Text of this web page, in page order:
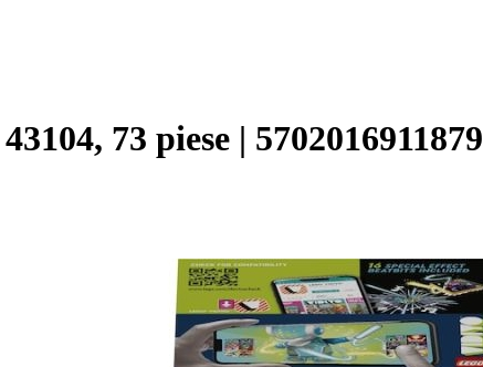
73 piese | 5702016911879